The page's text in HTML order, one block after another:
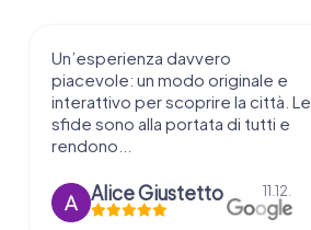
Un’esperienza davvero
piacevole: un modo originale e
interattivo per scoprire la città. Le
sfide sono alla portata di tutti e
rendono...
Alice Giustetto 11.12.